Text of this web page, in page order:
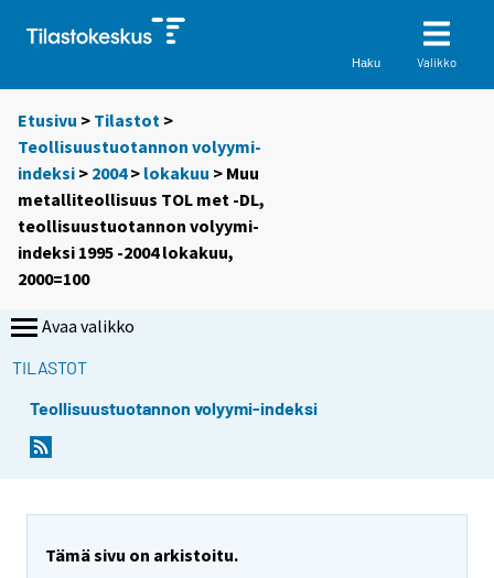
Haku Valikko
Etusivu > Tilastot >
Teollisuustuotannon volyymi-
indeksi > 2004> lokakuu > Muu
metalliteollisuus TOL met -DL,
teollisuustuotannon volyymi-
indeksi 1995 -2004 lokakuu,
2000=100
Avaa valikko
TILASTOT
Teollisuustuotannon volyymi-indeksi
Tämä sivu on arkistoitu.